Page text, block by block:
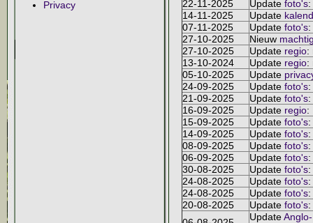
Privacy
22-11-2025
Update foto's:
14-11-2025
Update
07-11-2025
Update foto's:
27-10-2025
Nieuw
27-10-2025
Update regio:
13-10-2024
Update regio:
05-10-2025
Update
24-09-2025
Update foto's:
21-09-2025
Update foto's:
16-09-2025
Update regio:
15-09-2025
Update foto's:
14-09-2025
Update foto's:
08-09-2025
Update foto's:
06-09-2025
Update foto's:
30-08-2025
Update foto's:
24-08-2025
Update foto's:
24-08-2025
Update foto's:
20-08-2025
Update foto's:
Update